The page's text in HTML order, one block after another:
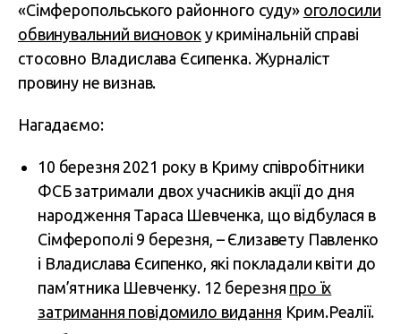
«Сімферопольського районного суду» оголосили
обвинувальний висновоку кримінальній справі
стосовно Владислава Єсипенка. Журналіст
провину не визнав.
Нагадаємо:
10 березня 2021 року в Криму співробітники
ФСБ затримали двох учасників акції до дня
народження Тараса Шевченка, що відбулася в
Сімферополі 9 березня, – Єлизавету Павленко
і Владислава Єсипенко, які покладали квіти до
пам’ятника Шевченку. 12 березня про їх
затримання повідомило видання Крим.Реалії.